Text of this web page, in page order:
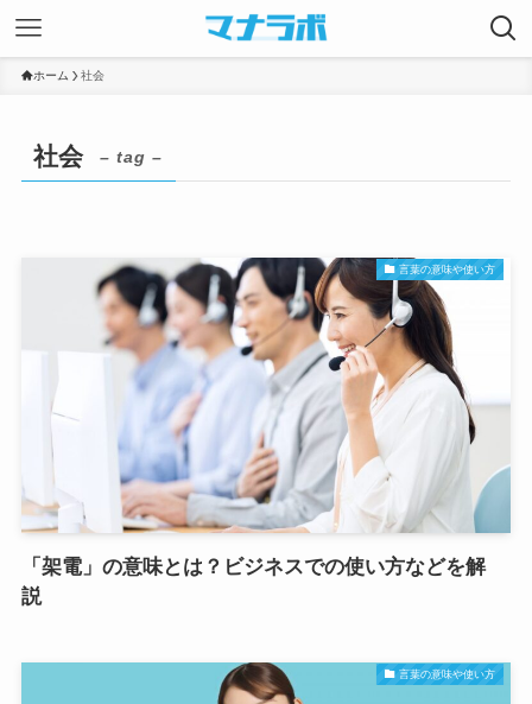
ホーム 社会
社会 – tag –
言葉の意味や使い方
「架電」の意味とは？ビジネスでの使い方などを解
説
言葉の意味や使い方